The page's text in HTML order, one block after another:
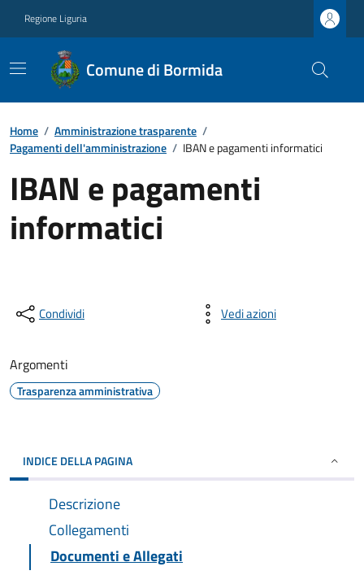
Regione Liguria
Comune di Bormida
Home / Amministrazione trasparente /
Pagamenti dell'amministrazione / IBAN e pagamenti informatici
IBAN e pagamenti
informatici
Condividi Vedi azioni
Argomenti
Trasparenza amministrativa
INDICE DELLA PAGINA
Descrizione
Collegamenti
Documenti e Allegati